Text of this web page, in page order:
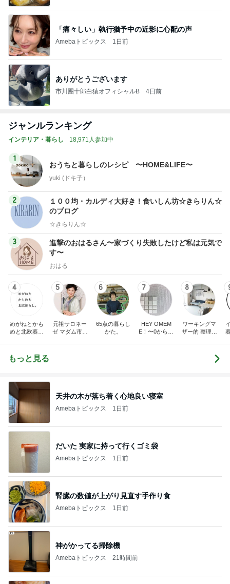
「痛々しい」執行猶予中の近影に心配の声
Amebaトピックス 1日前
ありがとうございます
市川團十郎白猿オフィシャルB 4日前
ジャンルランキング
インテリア・暮らし 18,971人参加中
1
おうちと暮らしのレシピ 〜HOME&LIFE〜
yuki (ドキ子）
2
１００均・カルディ大好き！食いしん坊☆きらりん☆
のブログ
☆きらりん☆
3
進撃のおはるさん〜家づくり失敗したけど私は元気で
す〜
おはる
4
めがねとかも
めと北欧暮ら
5
元祖サロネー
ゼ マダム市川
6
65点の暮らし
かた。
7
HEY OMEM
E！〜0からの
8
ワーキングマ
ザー的 整理収
もっと見る
天井の木が落ち着く心地良い寝室
Amebaトピックス 1日前
だいた 実家に持って行くゴミ袋
Amebaトピックス 1日前
腎臓の数値が上がり見直す手作り食
Amebaトピックス 1日前
神がかってる掃除機
Amebaトピックス 21時間前